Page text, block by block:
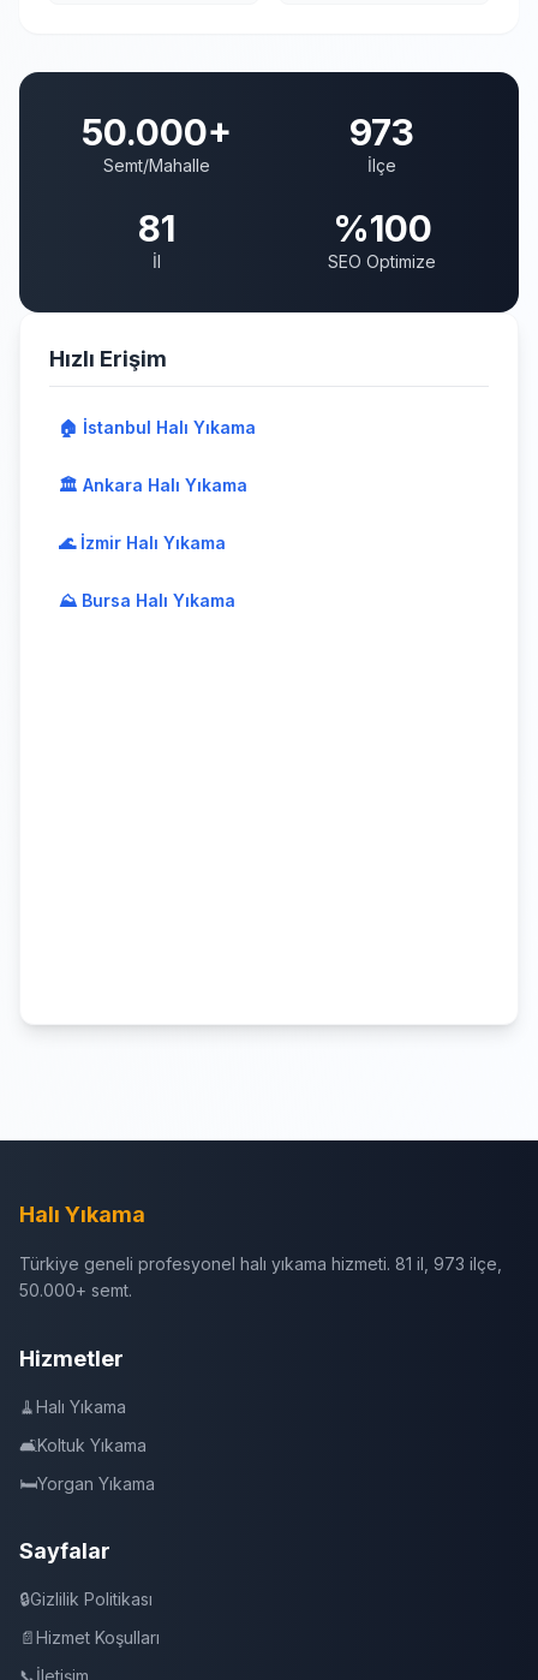
50.000+
Semt/Mahalle
973
İlçe
81
İl
%100
SEO Optimize
Hızlı Erişim
🏠 İstanbul Halı Yıkama
🏛️ Ankara Halı Yıkama
🌊 İzmir Halı Yıkama
⛰️ Bursa Halı Yıkama
Halı Yıkama
Türkiye geneli profesyonel halı yıkama hizmeti. 81 il, 973 ilçe,
50.000+ semt.
Hizmetler
🧹Halı Yıkama
🛋️Koltuk Yıkama
🛏️Yorgan Yıkama
Sayfalar
🔒Gizlilik Politikası
📄Hizmet Koşulları
📞İletişim